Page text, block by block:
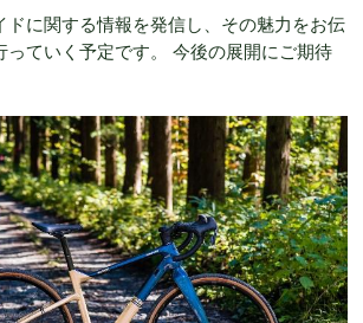
ドに関する情報を発信し、その魅力をお伝
っていく予定です。 今後の展開にご期待